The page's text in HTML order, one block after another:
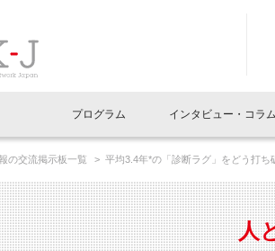
メール登録
催 特別会員開催
プログラム
What's
インタビュー・コラム
ラム一覧
タビュー ベンチャ
プレスリリース
Why in
サポータ
特別会員
こちら
室 オフィス
の交流掲示板一覧 平均3.4年*の「診断ラグ」をどう打
人